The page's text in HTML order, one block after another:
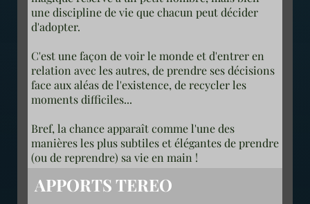
une discipline de vie que chacun peut décider
d'adopter.
C'est une façon de voir le monde et d'entrer en
relation avec les autres, de prendre ses décisions
face aux aléas de l'existence, de recycler les
moments difficiles...
Bref, la chance apparaît comme l'une des
manières les plus subtiles et élégantes de prendre
(ou de reprendre) sa vie en main !
APPORTS TEREO